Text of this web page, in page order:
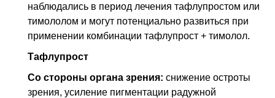
наблюдались в период лечения тафлупростом или
тимололом и могут потенциально развиться при
применении комбинации тафлупрост + тимолол.
Тафлупрост
Со стороны органа зрения: снижение остроты
зрения, усиление пигментации радужной